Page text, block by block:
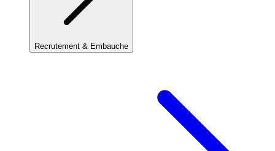
Recrutement & Embauche